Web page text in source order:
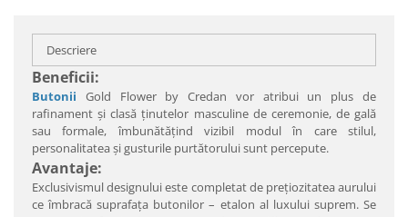
Descriere
Beneficii:
Butonii Gold Flower by Credan vor atribui un plus de
rafinament şi clasă ţinutelor masculine de ceremonie, de gală
sau formale, îmbunătăţind vizibil modul în care stilul,
personalitatea şi gusturile purtătorului sunt percepute.
Avantaje:
Exclusivismul designului este completat de preţiozitatea aurului
ce îmbracă suprafaţa butonilor – etalon al luxului suprem. Se